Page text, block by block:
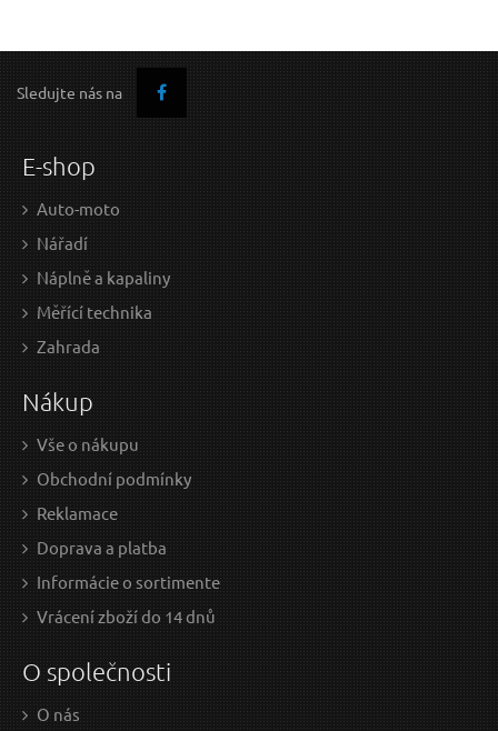
4,80 EUR / Ks
3.9 EUR bez DPH
Skladem
Kotouč řezný na kov, 180x2mm
1 EUR / Ks
0.81 EUR bez DPH
Odeslat dotaz
Sledujte nás na
E-shop
Auto-moto
Nářadí
Náplně a kapaliny
Měřící technika
Zahrada
Nákup
Vše o nákupu
Obchodní podmínky
Reklamace
Doprava a platba
Informácie o sortimente
Vrácení zboží do 14 dnů
O společnosti
O nás